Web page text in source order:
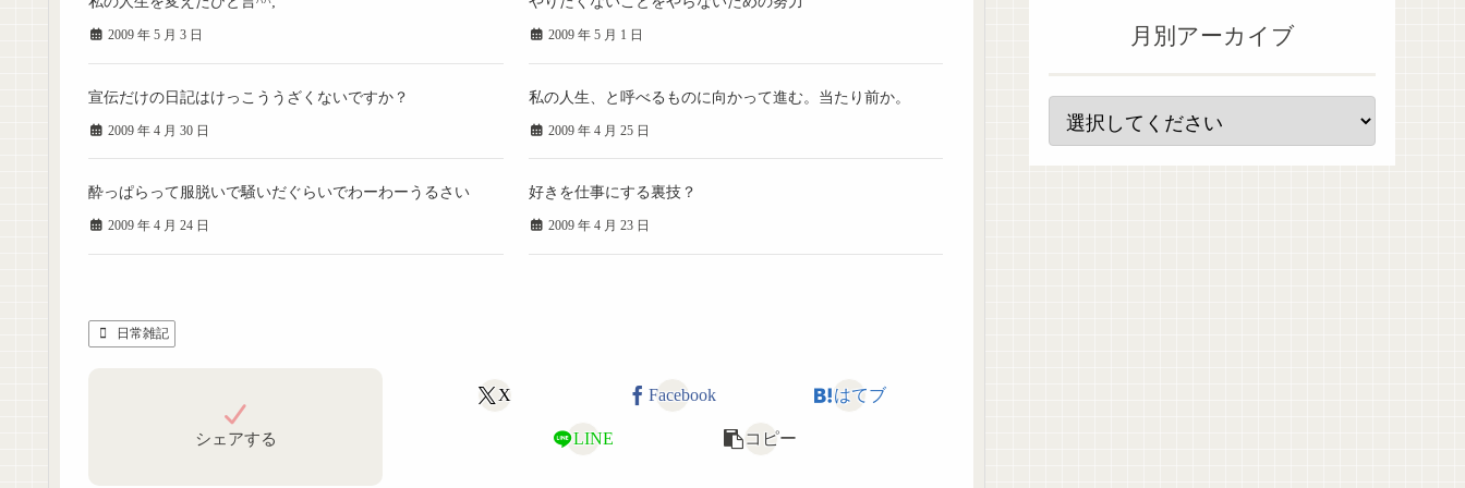
2009 年 5 月 3 日 2009 年 5 月 1 日
宣伝だけの日記はけっこううざくないですか？
2009 年 4 月 30 日
私の人生、と呼べるものに向かって進む。当たり前か。
2009 年 4 月 25 日
酔っぱらって服脱いで騒いだぐらいでわーわーうるさい
2009 年 4 月 24 日
好きを仕事にする裏技？
2009 年 4 月 23 日
日常雑記
シェアする
X Facebook はてブ
LINE コピー
月別アーカイブ